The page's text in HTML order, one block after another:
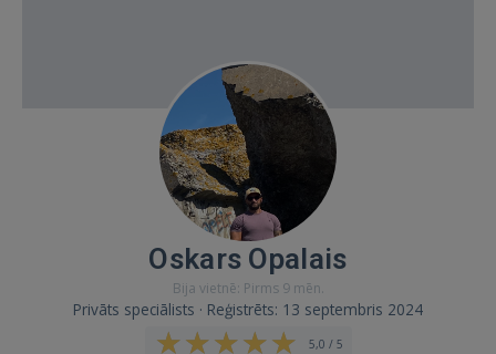
Oskars Opalais
Bija vietnē: Pirms 9 mēn.
Privāts speciālists · Reģistrēts: 13 septembris 2024
5,0 / 5